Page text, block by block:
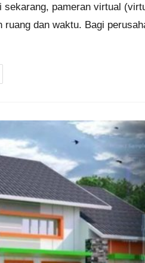
sekarang, pameran virtual
ruang dan waktu. Bagi